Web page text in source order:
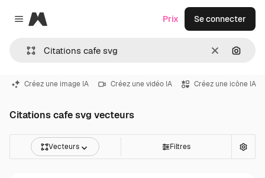
Close menu
Magnific
Effacer
Prix Se connecter
Créez une image IA Créez une vidéo IA Créez une icône IA
Citations cafe svg vecteurs
Vecteurs Filtres